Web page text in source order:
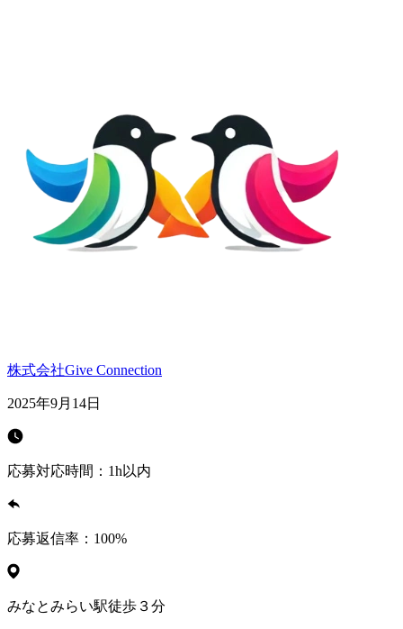
株式会社Give Connection
2025年9月14日
応募対応時間： 1h以内
応募返信率： 100%
みなとみらい駅徒歩３分